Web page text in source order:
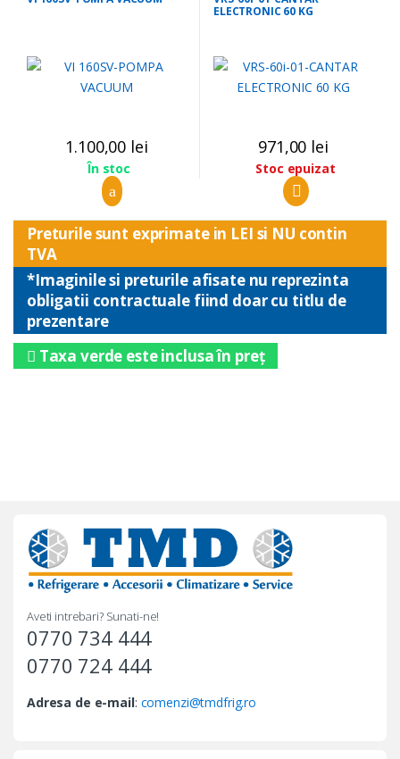
1.100,00 lei
În stoc
ELECTRONIC 60 KG
971,00 lei
Stoc epuizat
Preturile sunt exprimate in LEI si NU contin
TVA
*Imaginile si preturile afisate nu reprezinta
obligatii contractuale fiind doar cu titlu de
prezentare
Taxa verde este inclusa în preț
Aveti intrebari? Sunati-ne!
0770 734 444
0770 724 444
Adresa de e-mail: comenzi@tmdfrig.ro